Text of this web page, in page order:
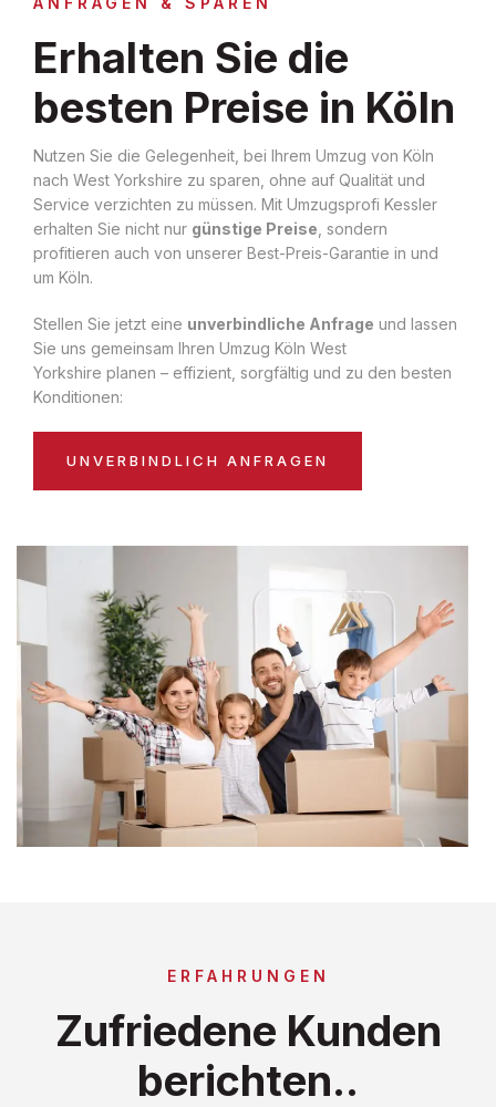
Erhalten Sie die
besten Preise in Köln
Nutzen Sie die Gelegenheit, bei Ihrem Umzug von Köln
nach West Yorkshire zu sparen, ohne auf Qualität und
Service verzichten zu müssen. Mit Umzugsprofi Kessler
erhalten Sie nicht nur günstige Preise , sondern
profitieren auch von unserer Best-Preis-Garantie in und
um Köln.
Stellen Sie jetzt eine unverbindliche Anfrage und lassen
Sie uns gemeinsam Ihren Umzug Köln West
Yorkshire planen – effizient, sorgfältig und zu den besten
Konditionen:
UNVERBINDLICH ANFRAGEN
ERFAHRUNGEN
Zufriedene Kunden
berichten..